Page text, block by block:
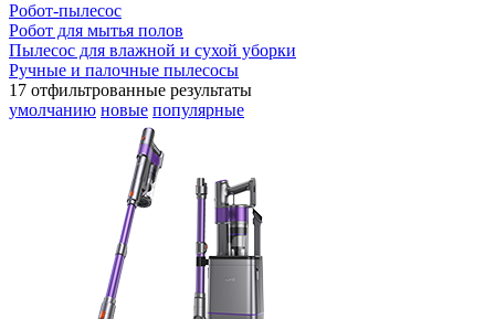
Робот-пылесос
Робот для мытья полов
Пылесос для влажной и сухой уборки
Ручные и палочные пылесосы
17 отфильтрованные результаты
умолчанию новые популярные